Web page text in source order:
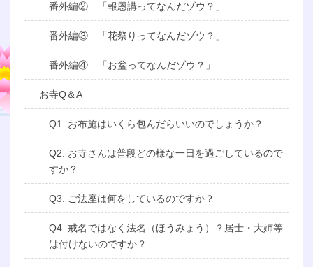
番外編② 「報恩講ってなんだゾウ？」
番外編③ 「花祭りってなんだゾウ？」
番外編④ 「お盆ってなんだゾウ？」
お寺Q＆A
Q1. お布施はいくら包んだらいいのでしょうか？
Q2. お寺さんは普段どの様な一日を過ごしているので
すか？
Q3. ご法座は何をしているのですか？
Q4. 戒名ではなく法名（ほうみょう）？居士・大姉等
は付けないのですか？